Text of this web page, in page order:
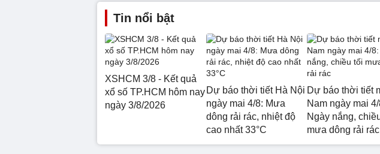
Tin nổi bật
XSHCM 3/8 - Kết quả
xổ số TP.HCM hôm nay
ngày 3/8/2026
Dự báo thời tiết Hà Nội
ngày mai 4/8: Mưa
dông rải rác, nhiệt độ
cao nhất 33°C
Dự báo thời tiết
Nam ngày mai 4/
Ngày nắng,
mưa dông rải rác